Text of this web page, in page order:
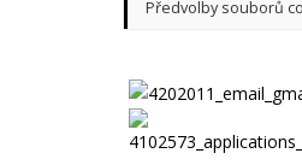
Předvolby souborů